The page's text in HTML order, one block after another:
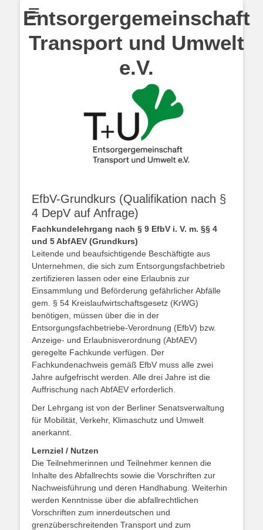
Entsorgergemeinschaft
Transport und Umwelt
e.V.
EfbV-Grundkurs (Qualifikation nach §
4 DepV auf Anfrage)
Fachkundelehrgang nach § 9 EfbV i. V. m. §§ 4
und 5 AbfAEV (Grundkurs)
Leitende und beaufsichtigende Beschäftigte aus
Unternehmen, die sich zum Entsorgungsfachbetrieb
zertifizieren lassen oder eine Erlaubnis zur
Einsammlung und Beförderung gefährlicher Abfälle
gem. § 54 Kreislaufwirtschaftsgesetz (KrWG)
benötigen, müssen über die in der
Entsorgungsfachbetriebe-Verordnung (EfbV) bzw.
Anzeige- und Erlaubnisverordnung (AbfAEV)
geregelte Fachkunde verfügen. Der
Fachkundenachweis gemäß EfbV muss alle zwei
Jahre aufgefrischt werden. Alle drei Jahre ist die
Auffrischung nach AbfAEV erforderlich.
Der Lehrgang ist von der Berliner Senatsverwaltung
für Mobilität, Verkehr, Klimaschutz und Umwelt
anerkannt.
Lernziel / Nutzen
Die Teilnehmerinnen und Teilnehmer kennen die
Inhalte des Abfallrechts sowie die Vorschriften zur
Nachweisführung und deren Handhabung. Weiterhin
werden Kenntnisse über die abfallrechtlichen
Vorschriften zum innerdeutschen und
grenzüberschreitenden Transport und zum